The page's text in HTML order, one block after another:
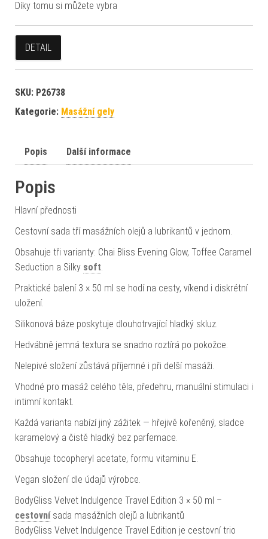
Díky tomu si můžete vybra
DETAIL
SKU: P26738
Kategorie: Masážní gely
Popis Další informace
Popis
Hlavní přednosti
Cestovní sada tří masážních olejů a lubrikantů v jednom.
Obsahuje tři varianty: Chai Bliss Evening Glow, Toffee Caramel
Seduction a Silky soft
Praktické balení 3 × 50 ml se hodí na cesty, víkend i diskrétní
uložení.
Silikonová báze poskytuje dlouhotrvající hladký skluz.
Hedvábně jemná textura se snadno roztírá po pokožce.
Nelepivé složení zůstává příjemné i při delší masáži.
Vhodné pro masáž celého těla, předehru, manuální stimulaci i
intimní kontakt.
Každá varianta nabízí jiný zážitek — hřejivě kořeněný, sladce
karamelový a čistě hladký bez parfemace.
Obsahuje tocopheryl acetate, formu vitaminu E.
Vegan složení dle údajů výrobce.
BodyGliss Velvet Indulgence Travel Edition 3 × 50 ml –
cestovnísada masážních olejů a lubrikantů
BodyGliss Velvet Indulgence Travel Edition je cestovní trio